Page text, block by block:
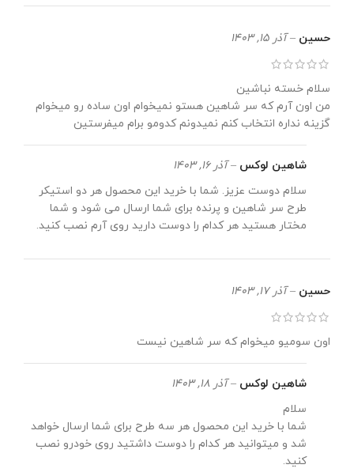
حسین – آذر 15, 1403
سلام خسته نباشین
من اون آرم که سر شاهین هستو نمیخوام اون ساده رو میخوام
گزینه نداره انتخاب کنم نمیدونم کدومو برام میفرستین
شاهین لوکس – آذر 16, 1403
سلام دوست عزیز. شما با خرید این محصول هر دو استیکر
طرح سر شاهین و پرنده برای شما ارسال می شود و شما
مختار هستید هر کدام را دوست دارید روی آرم نصب کنید.
حسین – آذر 17, 1403
اون سومیو میخوام که سر شاهین نیست
شاهین لوکس – آذر 18, 1403
سلام
شما با خرید این محصول هر سه طرح برای شما ارسال خواهد
شد و میتوانید هر کدام را دوست داشتید روی خودرو نصب
کنید.